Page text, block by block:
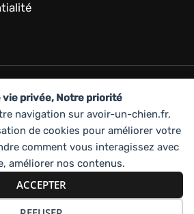
vie privée, Notre priorité
navigation sur avoir-un-chien.fr,
de cookies pour améliorer votre
comment vous interagissez avec
améliorer nos contenus.
ACCEPTER
| avoir-un-chien.fr, Avoir un
chien
propose des liens affiliés vers des
par ces liens, vous soutenez